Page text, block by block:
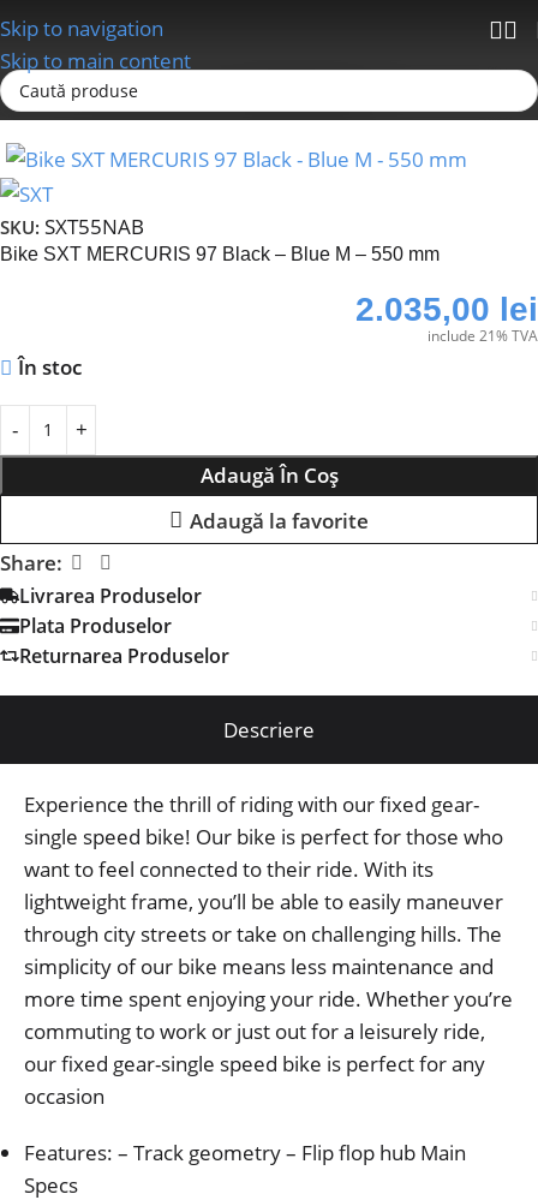
Skip to navigation
Skip to main content
Prima pagină
SKU: SXT55NAB
Bike SXT MERCURIS 97 Black – Blue M – 550 mm
2.035,00 lei
include 21% TVA
În stoc
Adaugă În Coș
Adaugă la favorite
Share:
Livrarea Produselor
Plata Produselor
Returnarea Produselor
Descriere
Experience the thrill of riding with our fixed gear-
single speed bike! Our bike is perfect for those who
want to feel connected to their ride. With its
lightweight frame, you’ll be able to easily maneuver
through city streets or take on challenging hills. The
simplicity of our bike means less maintenance and
more time spent enjoying your ride. Whether you’re
commuting to work or just out for a leisurely ride,
our fixed gear-single speed bike is perfect for any
occasion
Features: – Track geometry – Flip flop hub Main
Specs